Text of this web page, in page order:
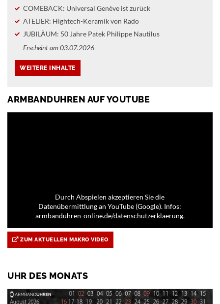
COMEBACK: Universal Genève ist zurück
ATELIER: Hightech-Keramik von Rado
JUBILÄUM: 50 Jahre Patek Philippe Nautilus
Erscheint am 03.07.2026
ARMBANDUHREN AUF YOUTUBE
Durch Abspielen akzeptieren Sie die
Datenübermittlung an YouTube (Google). Infos:
armbanduhren-online.de/datenschutzerklaerung.
ZUM AKTUELLEN MAKRO VIDEO
UHR DES MONATS